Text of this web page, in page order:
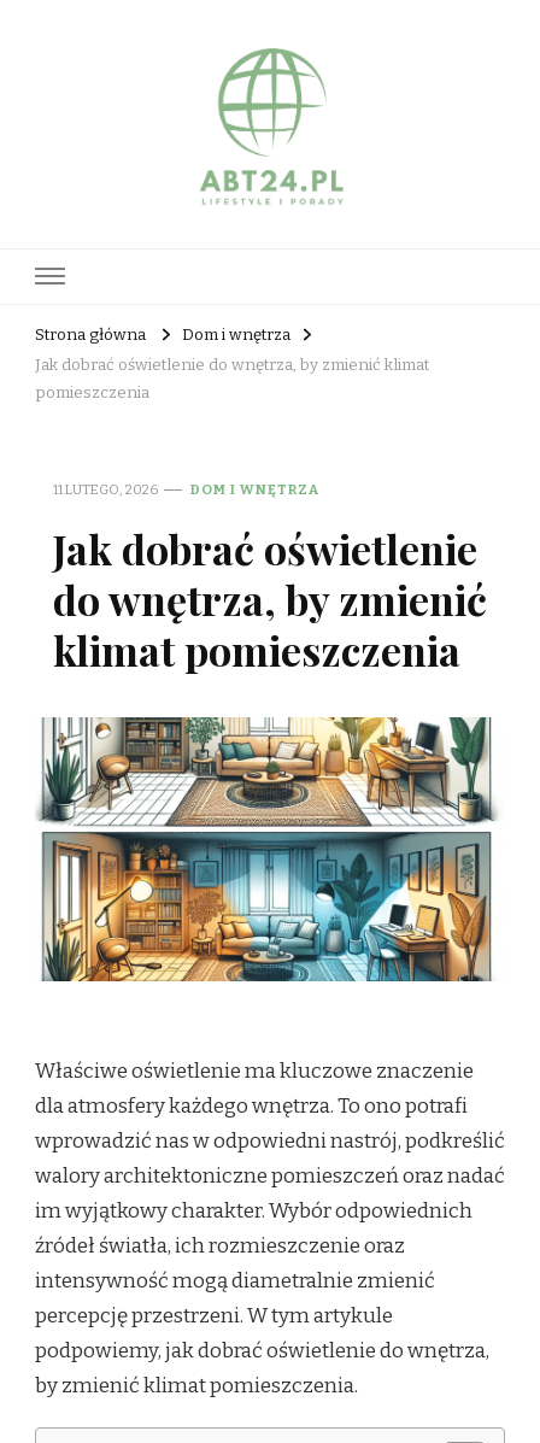
Strona główna
Dom i wnętrza
Jak dobrać oświetlenie do wnętrza, by zmienić klimat
pomieszczenia
11 LUTEGO, 2026 DOM I WNĘTRZA
Jak dobrać oświetlenie
do wnętrza, by zmienić
klimat pomieszczenia
Właściwe oświetlenie ma kluczowe znaczenie
dla atmosfery każdego wnętrza. To ono potrafi
wprowadzić nas w odpowiedni nastrój, podkreślić
walory architektoniczne pomieszczeń oraz nadać
im wyjątkowy charakter. Wybór odpowiednich
źródeł światła, ich rozmieszczenie oraz
intensywność mogą diametralnie zmienić
percepcję przestrzeni. W tym artykule
podpowiemy, jak dobrać oświetlenie do wnętrza,
by zmienić klimat pomieszczenia.